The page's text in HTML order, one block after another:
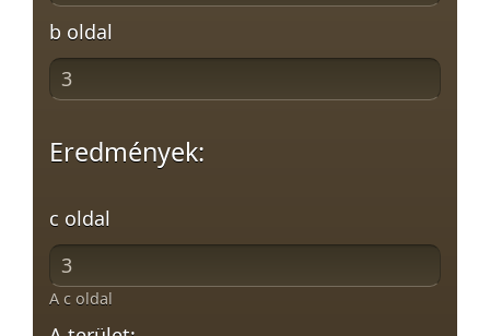
b oldal
Eredmények:
c oldal
A c oldal